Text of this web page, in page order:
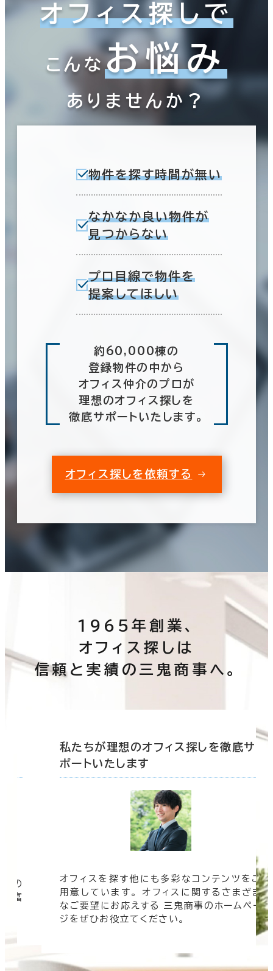
オフィス探しで
こんなお悩み
ありませんか？
物件を探す時間が無い
なかなか良い物件が
見つからない
プロ目線で物件を
提案してほしい
約60,000棟の
登録物件の中から
オフィス仲介のプロが
理想のオフィス探しを
徹底サポートいたします。
オフィス探しを依頼する
1965年創業、
オフィス探しは
信頼と実績の三鬼商事へ。
の
豊富
私たちが理想のオフィス探しを徹底サ
ポートいたします
オフィスを探す他にも多彩なコンテンツをご
用意しています。 オフィスに関するさまざま
なご要望にお応えする 三鬼商事のホームペー
ジをぜひお役立てください。